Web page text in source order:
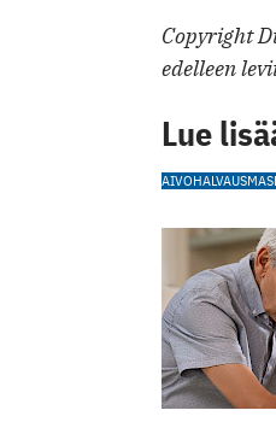
Copyright
edelleen
Lue
AIVOHALVAUS